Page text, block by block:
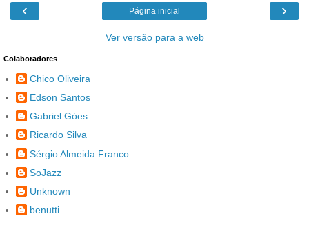
‹ ›
Página inicial
Ver versão para a web
Colaboradores
Chico Oliveira
Edson Santos
Gabriel Góes
Ricardo Silva
Sérgio Almeida Franco
SoJazz
Unknown
benutti